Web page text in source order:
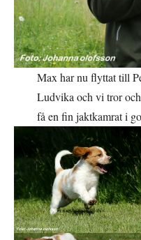
Max har nu flyttat till
Ludvika och vi tror
få en fin jaktkamrat i